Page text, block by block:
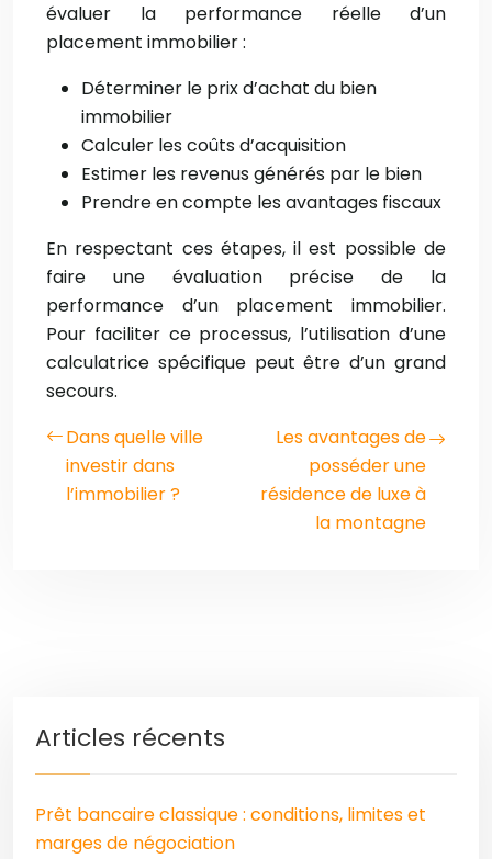
évaluer la performance réelle d’un
placement immobilier :
Déterminer le prix d’achat du bien
immobilier
Calculer les coûts d’acquisition
Estimer les revenus générés par le bien
Prendre en compte les avantages fiscaux
En respectant ces étapes, il est possible de
faire une évaluation précise de la
performance d’un placement immobilier.
Pour faciliter ce processus, l’utilisation d’une
calculatrice spécifique peut être d’un grand
secours.
Dans quelle ville
investir dans
l’immobilier ?
Les avantages de
posséder une
résidence de luxe à
la montagne
Articles récents
Prêt bancaire classique : conditions, limites et
marges de négociation